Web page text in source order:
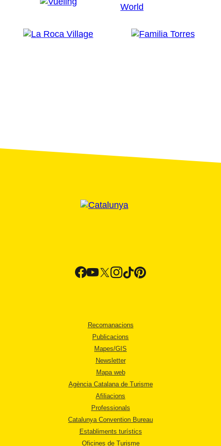
Recomanacions
Publicacions
Mapes/GIS
Newsletter
Mapa web
Agència Catalana de Turisme
Afiliacions
Professionals
Catalunya Convention Bureau
Establiments turístics
Oficines de Turisme